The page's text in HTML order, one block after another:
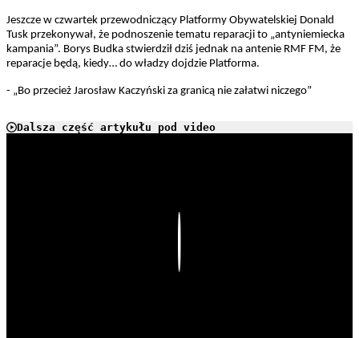
Jeszcze w czwartek przewodniczący Platformy Obywatelskiej Donald
Tusk przekonywał, że podnoszenie tematu reparacji to „antyniemiecka
kampania”. Borys Budka stwierdził dziś jednak na antenie RMF FM, że
reparacje będą, kiedy… do władzy dojdzie Platforma.
- „Bo przecież Jarosław Kaczyński za granicą nie załatwi niczego”
Dalsza część artykułu pod video